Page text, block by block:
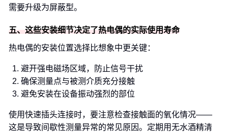
需要升级为屏蔽型。
五、这些安装细节决定了热电偶的实际使用寿命
热电偶的安装位置选择比想象中更关键：
避开强电磁场区域，防止信号干扰
确保测量点与被测介质充分接触
避免安装在设备振动强烈的部位
使用快速插头连接时，要注意检查接触面的氧化情况——
这是导致间歇性测量异常的常见原因。定期用无水酒精清